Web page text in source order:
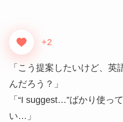
+2
「こう提案したいけど、英
んだろう？」
「“I suggest…”ばかり使っ
い…」